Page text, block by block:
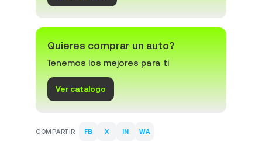
Quieres comprar un auto?
Tenemos los mejores para ti
Ver catalogo
COMPARTIR FB X IN WA